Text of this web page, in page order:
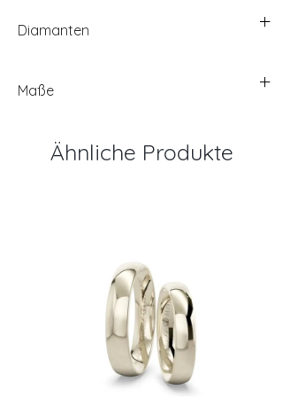
Diamanten
Maße
Ähnliche Produkte